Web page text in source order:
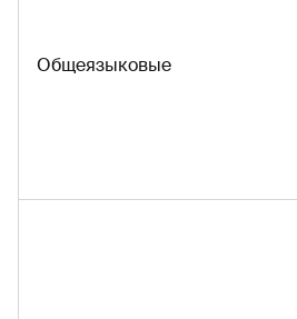
Общеязыковые